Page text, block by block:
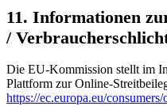
11. Informationen
/
Die EU-Kommission stellt im
Plattform zur Online-
https://ec.europa.eu/consumers/